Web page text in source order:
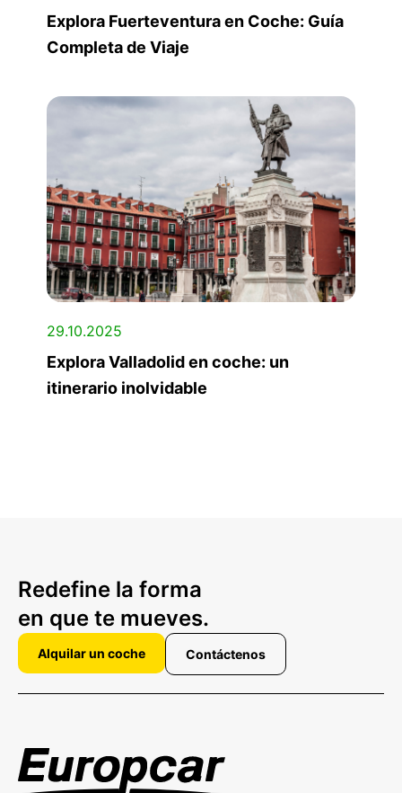
Explora Fuerteventura en Coche: Guía
Completa de Viaje
29.10.2025
Explora Valladolid en coche: un
itinerario inolvidable
Redefine la forma
en que te mueves.
Alquilar un coche Contáctenos